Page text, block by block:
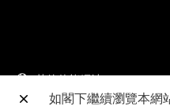
其他佳能網站
如閣下繼續瀏覽本網